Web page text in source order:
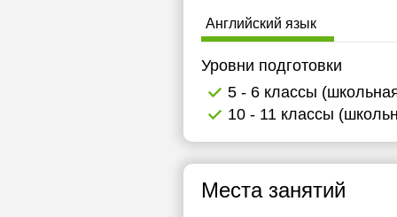
Английский язык
Уровни подготовки
5 - 6 классы
10 - 11 классы
Места занятий